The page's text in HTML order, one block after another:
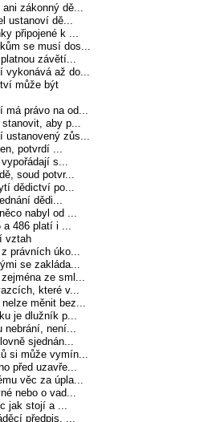
zákonný dě...
ustanoví dě...
připojené k ...
se musí dos...
závětí...
vykonává až do...
může být
má právo na od...
aby p...
ustanovený zůs...
potvrdí ...
s...
soud potvr...
dědictví po...
dědi...
nabyl od ...
a 486 platí i ...
vztah
právních úko...
se zakláda...
ze sml...
které v...
měnit bez...
je dlužník p...
nebrání, není...
sjednán...
si může vymín...
před uzavře...
věc za úpla...
nebo o vad...
jak stojí a ...
předpis, ...